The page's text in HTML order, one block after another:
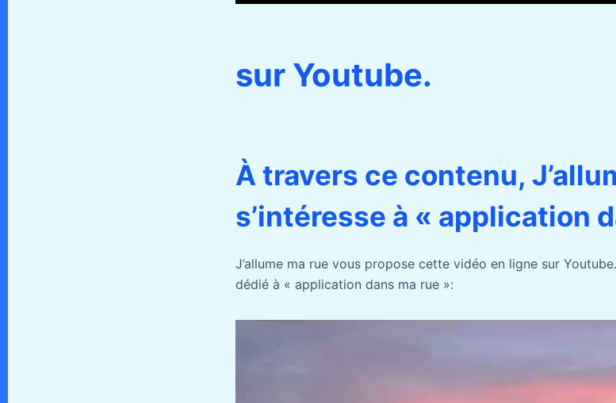
sur Youtube.
À travers ce contenu,
s’intéresse à « application
J’allume ma rue vous propose cette vidéo en ligne sur Youtube.
dédié à « application dans ma rue »: